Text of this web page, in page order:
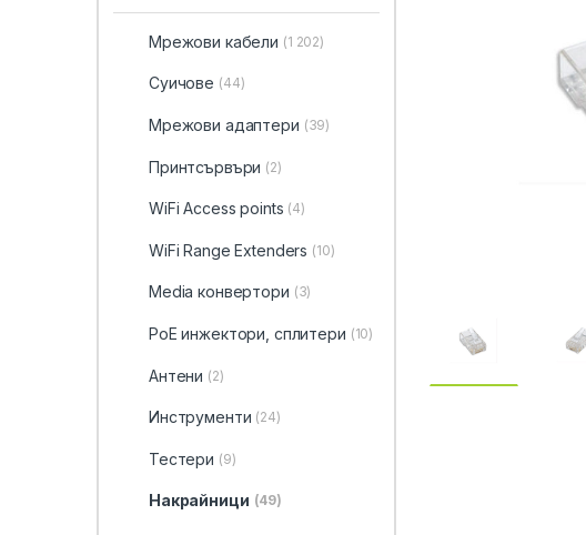
Мрежови кабели (1 202)
Суичове (44)
Мрежови адаптери (39)
Принтсървъри (2)
WiFi Access points (4)
WiFi Range Extenders (10)
Media конвертори (3)
PoE инжектори, сплитери (10)
Антени (2)
Инструменти (24)
Тестери (9)
Накрайници (49)